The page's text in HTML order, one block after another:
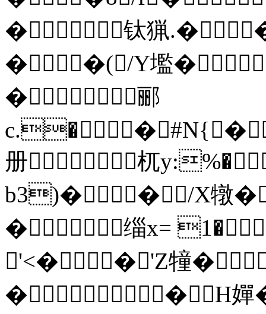
�钛猟
��(/Y壏
�郦
c.��
册杌
b3)��/X犜
�缁x=
'<��'Z犝
��H嬋